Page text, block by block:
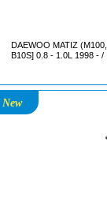
DAEWOO MATIZ
B10S] 0.8 - 1.0L 1998 - /
New